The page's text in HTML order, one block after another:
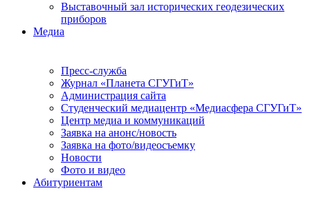
Выставочный зал исторических геодезических
приборов
Медиа
Пресс-служба
Журнал «Планета СГУГиТ»
Администрация сайта
Студенческий медиацентр «Медиасфера СГУГиТ»
Центр медиа и коммуникаций
Заявка на анонс/новость
Заявка на фото/видеосъемку
Новости
Фото и видео
Абитуриентам